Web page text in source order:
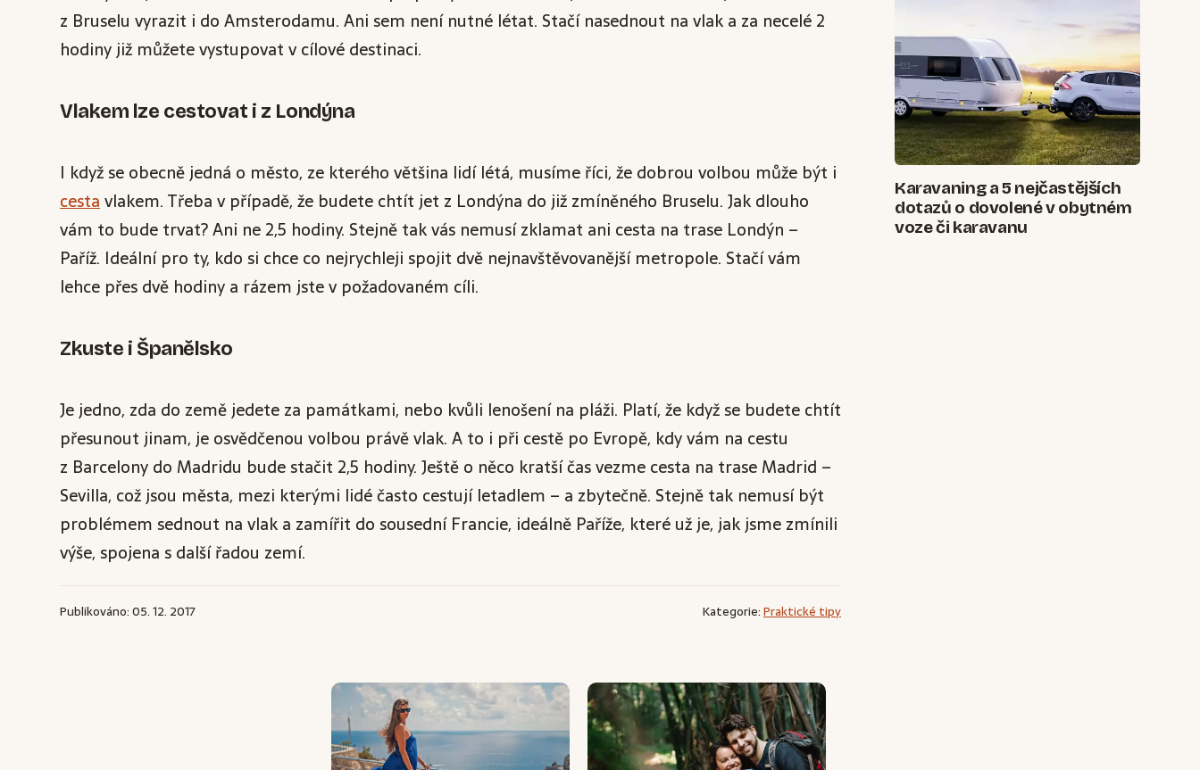
z Bruselu vyrazit i do Amsterodamu. Ani sem není nutné létat. Stačí nasednout na vlak a za necelé 2
hodiny již můžete vystupovat v cílové destinaci.
Vlakem lze cestovat i z Londýna
I když se obecně jedná o město, ze kterého většina lidí létá, musíme říci, že dobrou volbou může být i
cestavlakem. Třeba v případě, že budete chtít jet z Londýna do již zmíněného Bruselu. Jak dlouho
vám to bude trvat? Ani ne 2,5 hodiny. Stejně tak vás nemusí zklamat ani cesta na trase Londýn –
Paříž. Ideální pro ty, kdo si chce co nejrychleji spojit dvě nejnavštěvovanější metropole. Stačí vám
lehce přes dvě hodiny a rázem jste v požadovaném cíli.
Zkuste i Španělsko
Je jedno, zda do země jedete za památkami, nebo kvůli lenošení na pláži. Platí, že když se budete chtít
přesunout jinam, je osvědčenou volbou právě vlak. A to i při cestě po Evropě, kdy vám na cestu
z Barcelony do Madridu bude stačit 2,5 hodiny. Ještě o něco kratší čas vezme cesta na trase Madrid –
Sevilla, což jsou města, mezi kterými lidé často cestují letadlem – a zbytečně. Stejně tak nemusí být
problémem sednout na vlak a zamířit do sousední Francie, ideálně Paříže, které už je, jak jsme zmínili
výše, spojena s další řadou zemí.
Publikováno: 05. 12. 2017 Kategorie:Praktické tipy
Karavaning a 5 nejčastějších
dotazů o dovolené v obytném
voze či karavanu